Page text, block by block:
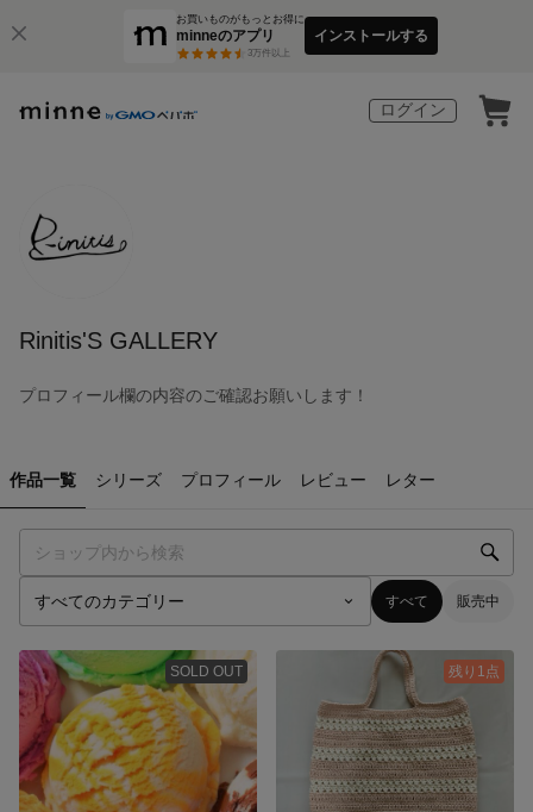
お買いものがもっとお得に
minneのアプリ
3万件以上
インストールする
ログイン
Rinitis'S GALLERY
プロフィール欄の内容のご確認お願いします！
作品一覧 シリーズ プロフィール レビュー レター
すべて 販売中
SOLD OUT 残り1点